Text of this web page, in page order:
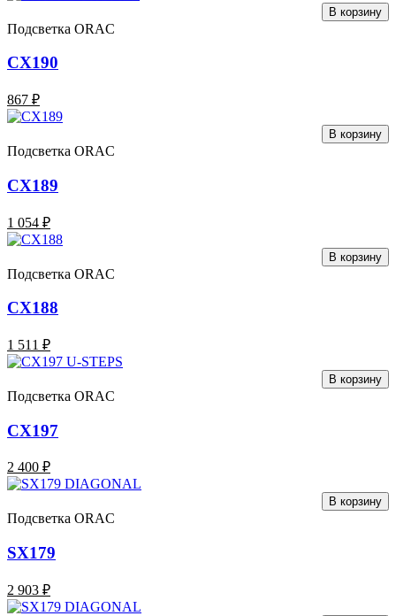
В корзину
Подсветка ORAC
CX190
867 ₽
В корзину
Подсветка ORAC
CX189
1 054 ₽
В корзину
Подсветка ORAC
CX188
1 511 ₽
В корзину
Подсветка ORAC
CX197
2 400 ₽
В корзину
Подсветка ORAC
SX179
2 903 ₽